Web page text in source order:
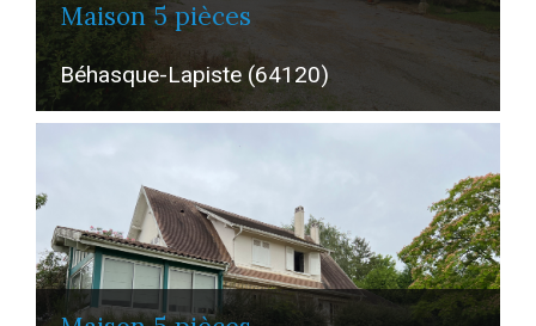
maison 5 pièces
Béhasque-Lapiste (64120)